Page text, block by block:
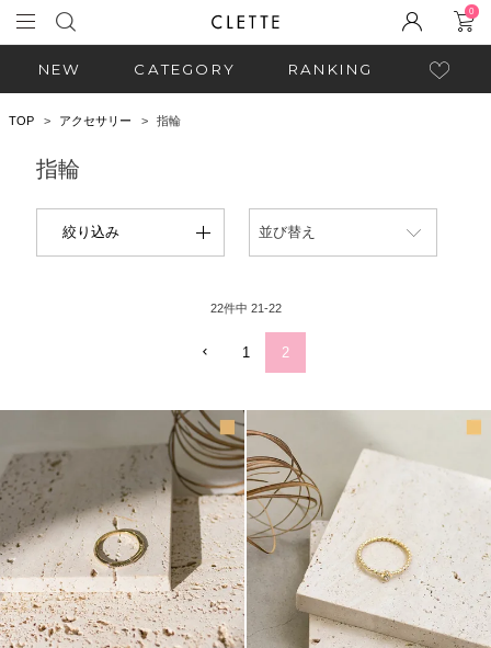
0
NEW CATEGORY RANKING
TOP アクセサリー 指輪
指輪
絞り込み 並び替え
22件中 21-22
1 2